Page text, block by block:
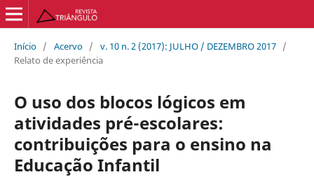
Início / Acervo / v. 10 n. 2 (2017): JULHO / DEZEMBRO 2017 /
Relato de experiência
O uso dos blocos lógicos em
atividades pré-escolares:
contribuições para o ensino na
Educação Infantil